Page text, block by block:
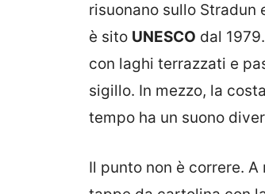
risuonano sullo
è sito UNESCO dal
con laghi terrazzati e
sigillo. In mezzo, la
tempo ha un suono
Il punto non è correre.